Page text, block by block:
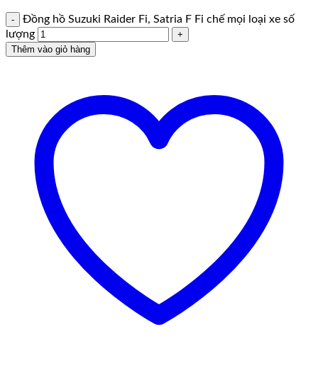
Đồng hồ Suzuki Raider Fi, Satria F Fi chế mọi loại xe số
lượng
Thêm vào giỏ hàng